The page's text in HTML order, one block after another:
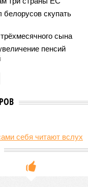
скупать
сына
пенсий